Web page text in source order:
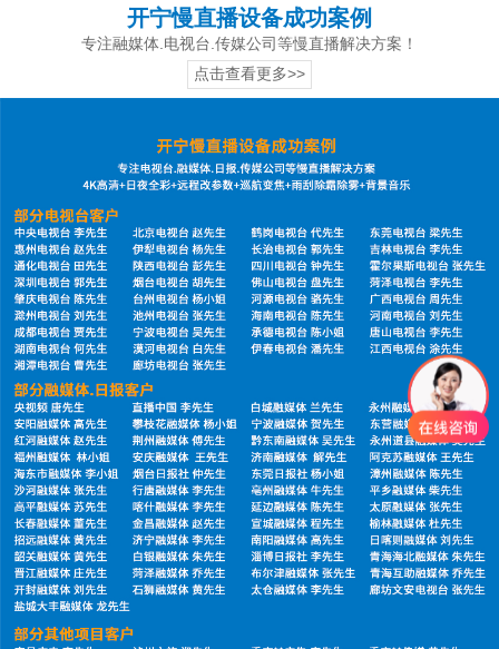
开宁慢直播设备成功案例
专注融媒体.电视台.传媒公司等慢直播解决方案！
点击查看更多>>